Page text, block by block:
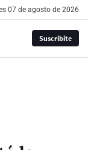
07 de agosto de 2026
Suscribite